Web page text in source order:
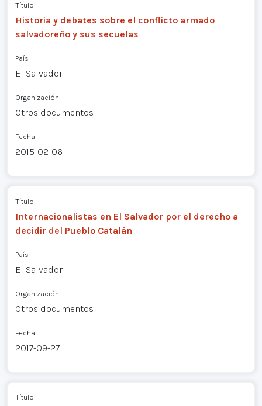
Título
Historia y debates sobre el conflicto armado
salvadoreño y sus secuelas
País
El Salvador
Organización
Otros documentos
Fecha
2015-02-06
Título
Internacionalistas en El Salvador por el derecho a
decidir del Pueblo Catalán
País
El Salvador
Organización
Otros documentos
Fecha
2017-09-27
Título